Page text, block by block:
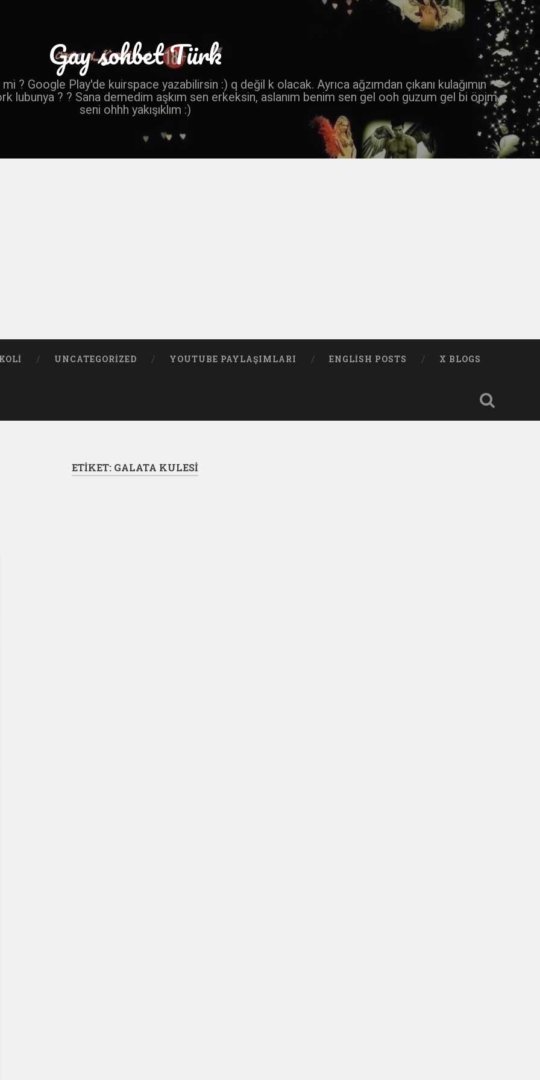
Gay sohbet Türk
? Google Play'de kuirspace yazabilirsin :) q değil k olacak. Ayrıca ağzımdan çıkanı kulağımın
lubunya ? ? Sana demedim aşkım sen erkeksin, aslanım benim sen gel ooh guzum gel bi öpim
seni ohhh yakışıklım :)
UNCATEGORIZED YOUTUBE PAYLAŞIMLARI ENGLISH POSTS X BLOGS
ETIKET: GALATA KULESI